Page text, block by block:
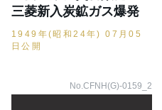
三菱新入炭鉱ガス爆発
1949年(昭和24年) 07月05
日公開
No.CFNH(G)-0159_2